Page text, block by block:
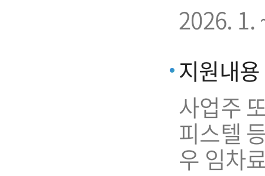
2026. 1.
지원내용
사업주
피스텔
우 임차